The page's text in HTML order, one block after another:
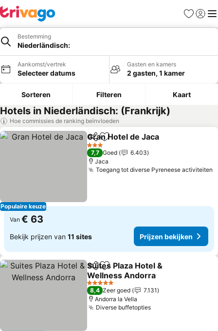
Favorieten
Bestemming
Niederländisch:
Aankomst/vertrek
Selecteer datums
Gasten en kamers
2 gasten, 1 kamer
Sorteren Filteren Kaart
Hotels in Niederländisch: (Frankrijk)
Hoe commissies de ranking beïnvloeden
Populaire keuze
DelenToevoegen aan favorieten
Gran Hotel de Jaca
3 Sterren
7,7 Goed
6.403
Jaca
Toegang tot diverse Pyreneese activiteiten
Van € 63
Bekijk prijzen van 11 sites Prijzen bekijken
DelenToevoegen aan favorieten
Suites Plaza Hotel &
Wellness Andorra
5 Sterren
8,4 Zeer goed
7.131
Andorra la Vella
Diverse buffetopties